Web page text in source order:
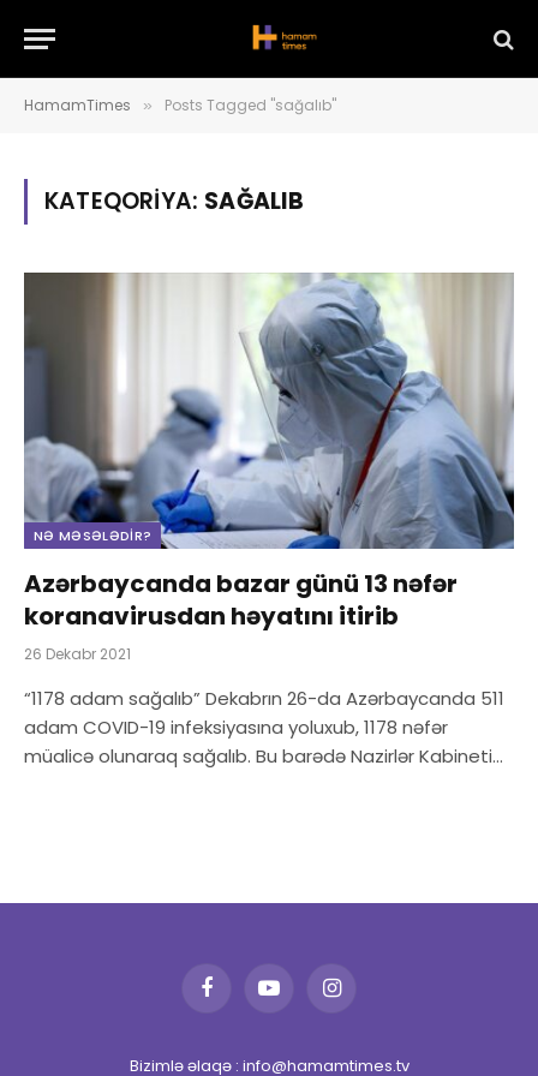
HamamTimes » Posts Tagged "sağalıb"
KATEQORIYA: SAĞALIB
NƏ MƏSƏLƏDIR?
Azərbaycanda bazar günü 13 nəfər
koranavirusdan həyatını itirib
26 Dekabr 2021
“1178 adam sağalıb” Dekabrın 26-da Azərbaycanda 511
adam COVID-19 infeksiyasına yoluxub, 1178 nəfər
müalicə olunaraq sağalıb. Bu barədə Nazirlər Kabineti…
FacebookYouTubeInstagram
Bizimlə əlaqə : info@hamamtimes.tv